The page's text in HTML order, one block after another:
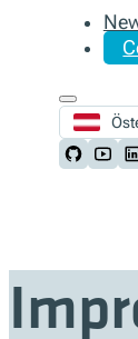
Follow